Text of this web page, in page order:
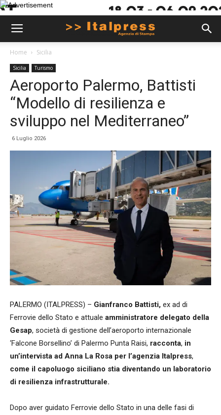
Home Sicilia
Sicilia Turismo
Aeroporto Palermo, Battisti
“Modello di resilienza e
sviluppo nel Mediterraneo”
6 Luglio 2026
PALERMO (ITALPRESS) – Gianfranco Battisti, ex ad di
Ferrovie dello Stato e attuale amministratore delegato della
Gesap, società di gestione dell’aeroporto internazionale
‘Falcone Borsellino’ di Palermo Punta Raisi, racconta, in
un’intervista ad Anna La Rosa per l’agenzia Italpress,
come il capoluogo siciliano stia diventando un laboratorio
di resilienza infrastrutturale.
Dopo aver guidato Ferrovie dello Stato in una delle fasi di